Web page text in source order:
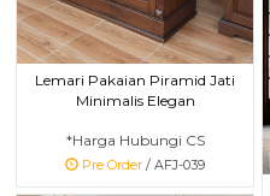
Lemari Pakaian Piramid Jati
Minimalis Elegan
*Harga Hubungi CS
Pre Order / AFJ-039